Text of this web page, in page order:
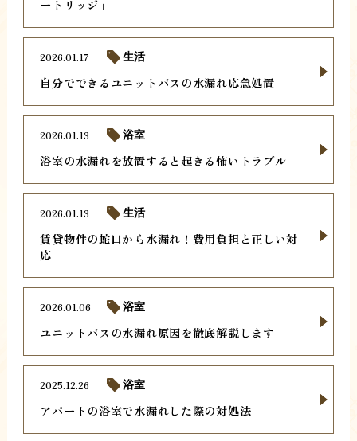
ートリッジ」
自分でできるユニットバスの水漏れ応急処置
2026.01.17 生活
浴室の水漏れを放置すると起きる怖いトラブル
2026.01.13 浴室
賃貸物件の蛇口から水漏れ！費用負担と正しい対
応
2026.01.13 生活
ユニットバスの水漏れ原因を徹底解説します
2026.01.06 浴室
アパートの浴室で水漏れした際の対処法
2025.12.26 浴室